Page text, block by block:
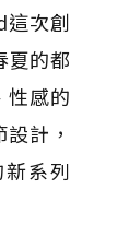
這次創
夏的都
性感的
計，
系列